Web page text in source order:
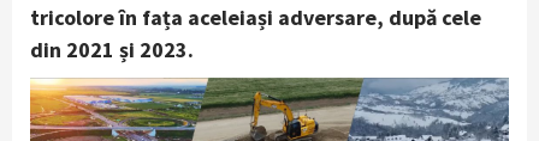
tricolore în fața aceleiași adversare, după cele
din 2021 și 2023.